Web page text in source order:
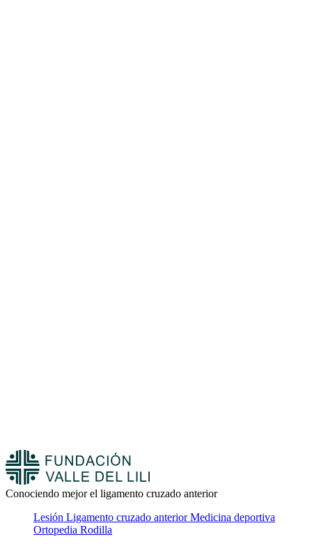
Conociendo mejor el ligamento cruzado anterior
Lesión Ligamento cruzado anteriorMedicina deportiva
Ortopedia Rodilla